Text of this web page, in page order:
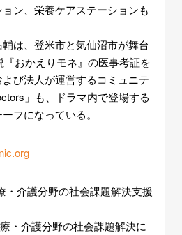
ン、栄養ケアステーションも
は、登米市と気仙沼市が舞台
おかえりモネ』の医事考証を
び法人が運営するコミュニテ
」も、ドラマ内で登場する
フになっている。
・介護分野の社会課題解決支援
・介護分野の社会課題解決に